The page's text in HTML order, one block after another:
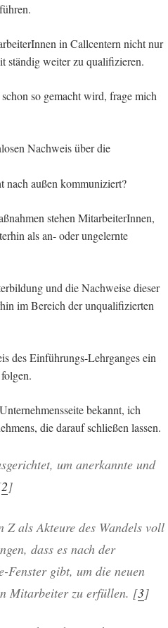
in Callcentern nicht nur
ständig weiter zu qualifizieren.
so gemacht wird, frage mich
Nachweis über die
außen kommuniziert?
stehen MitarbeiterInnen,
als an- oder ungelernte
und die Nachweise dieser
im Bereich der unqualifizierten
des Einführungs-Lehrganges ein
bekannt, ich
die darauf schließen lassen.
um anerkannte und
2]
Z als Akteure des Wandels voll
dass es nach der
Fenster gibt, um die neuen
Mitarbeiter zu erfüllen. [3]